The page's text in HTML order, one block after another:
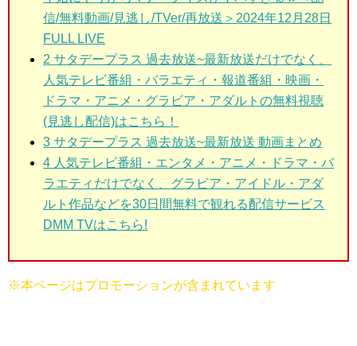
信/無料動画/見逃し/TVer/再放送＞2024年12月28日
FULL LIVE
2 サタデープラス 過去放送~最新放送だけでなく、
人気テレビ番組・バラエティ・報道番組・映画・
ドラマ・アニメ・グラビア・アダルトの無料視聴
(見逃し配信)はこちら！
3 サタデープラス 過去放送~最新放送 動画まとめ
4 人気テレビ番組・エンタメ・アニメ・ドラマ・バ
ラエティだけでなく、グラビア・アイドル・アダ
ルト作品などを30日間無料で観れる配信サービス
DMM TVはこちら!
※本ページはプロモーションが含まれています